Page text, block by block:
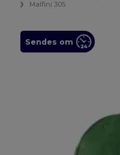
Malfini 305
Sendes om